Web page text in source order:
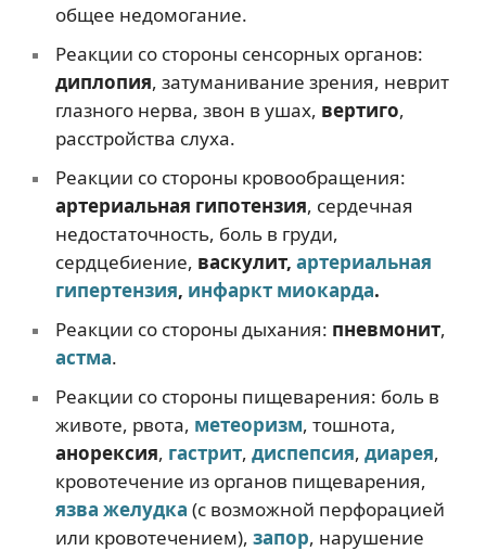
общее недомогание.
Реакции со стороны сенсорных органов:
диплопия, затуманивание зрения, неврит
глазного нерва, звон в ушах, вертиго,
расстройства слуха.
Реакции со стороны кровообращения:
артериальная гипотензия, сердечная
недостаточность, боль в груди,
сердцебиение, васкулит, артериальная
гипертензия, инфаркт миокарда.
Реакции со стороны дыхания: пневмонит,
астма.
Реакции со стороны пищеварения: боль в
животе, рвота, метеоризм, тошнота,
анорексия, гастрит, диспепсия, диарея,
кровотечение из органов пищеварения,
язва желудка (с возможной перфорацией
или кровотечением), запор, нарушение